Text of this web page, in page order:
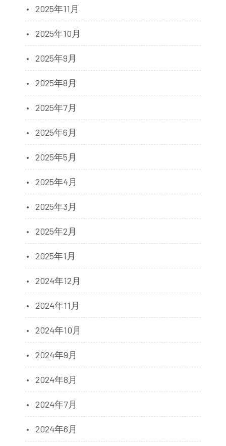
2025年11月
2025年10月
2025年9月
2025年8月
2025年7月
2025年6月
2025年5月
2025年4月
2025年3月
2025年2月
2025年1月
2024年12月
2024年11月
2024年10月
2024年9月
2024年8月
2024年7月
2024年6月